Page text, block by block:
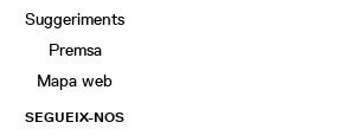
Suggeriments
Premsa
Mapa web
SEGUEIX-NOS